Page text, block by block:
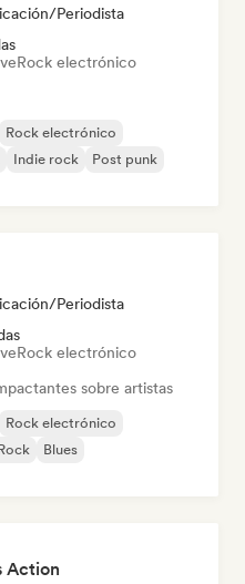
Periodista
Rock electrónico
Rock electrónico
Indie rock
Post punk
Periodista
Rock electrónico
sobre artistas
Rock electrónico
Blues
Action